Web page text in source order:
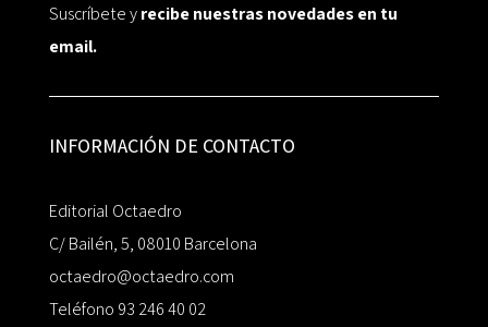
Suscríbete yrecibe nuestras novedades en tu
email.
INFORMACIÓN DE CONTACTO
Editorial Octaedro
C/ Bailén, 5, 08010 Barcelona
octaedro@octaedro.com
Teléfono 93 246 40 02